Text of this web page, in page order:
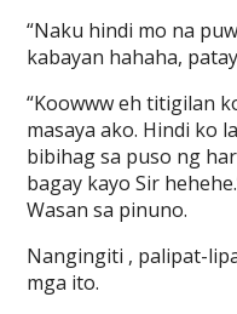
“Naku hindi mo na
kabayan hahaha,
“Koowww eh titigilan
masaya ako. Hindi ko
bibihag sa puso ng
bagay kayo Sir
Wasan sa pinuno.
Nangingiti , palipat-
mga ito.